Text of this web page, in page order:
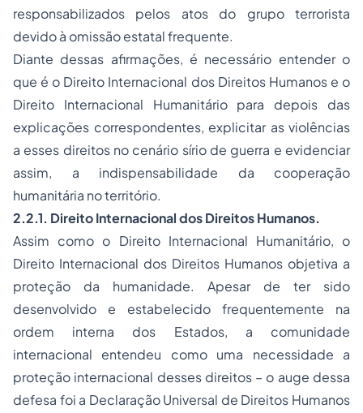
responsabilizados pelos atos do grupo terrorista
devido à omissão estatal frequente.
Diante dessas afirmações, é necessário entender o
que é o Direito Internacional dos Direitos Humanos e o
Direito Internacional Humanitário para depois das
explicações correspondentes, explicitar as violências
a esses direitos no cenário sírio de guerra e evidenciar
assim, a indispensabilidade da cooperação
humanitária no território.
2.2.1. Direito Internacional dos Direitos Humanos.
Assim como o Direito Internacional Humanitário, o
Direito Internacional dos Direitos Humanos objetiva a
proteção da humanidade. Apesar de ter sido
desenvolvido e estabelecido frequentemente na
ordem interna dos Estados, a comunidade
internacional entendeu como uma necessidade a
proteção internacional desses direitos – o auge dessa
defesa foi a Declaração Universal de Direitos Humanos